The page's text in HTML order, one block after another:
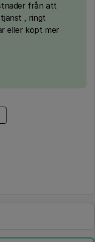
från att
, ringt
eller köpt mer